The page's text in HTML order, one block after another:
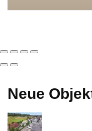
Neue